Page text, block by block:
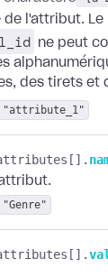
de l'attribut.
ne peut
des tirets et
"attribute_1"
"Genre"